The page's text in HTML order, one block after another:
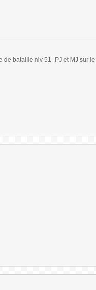
bataille niv 51- PJ et MJ sur